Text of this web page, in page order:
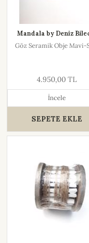
Mandala by Deniz
Göz Seramik Obje Mavi-
4.950,00 TL
İncele
SEPETE EKLE